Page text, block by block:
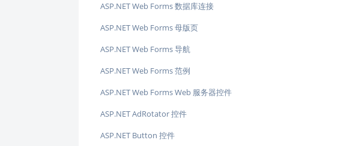
ASP.NET Web Forms 数据库连接
ASP.NET Web Forms 母版页
ASP.NET Web Forms 导航
ASP.NET Web Forms 范例
ASP.NET Web Forms Web 服务器控件
ASP.NET AdRotator 控件
ASP.NET Button 控件